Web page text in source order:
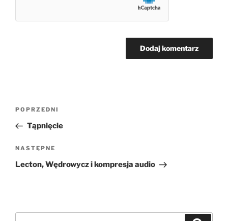
Nawigacja
Poprzedni
wpis
POPRZEDNI
Tąpnięcie
Następny
wpis
NASTĘPNE
Lecton, Wędrowycz i kompresja audio